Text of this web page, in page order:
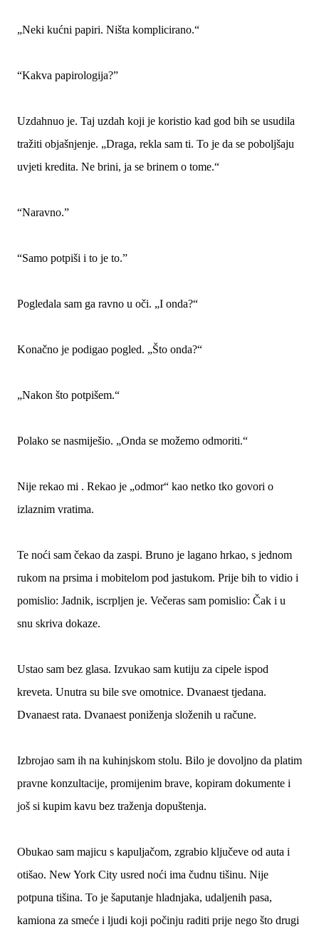
„Neki kućni papiri. Ništa komplicirano.“
“Kakva papirologija?”
Uzdahnuo je. Taj uzdah koji je koristio kad god bih se usudila
tražiti objašnjenje. „Draga, rekla sam ti. To je da se poboljšaju
uvjeti kredita. Ne brini, ja se brinem o tome.“
“Naravno.”
“Samo potpiši i to je to.”
Pogledala sam ga ravno u oči. „I onda?“
Konačno je podigao pogled. „Što onda?“
„Nakon što potpišem.“
Polako se nasmiješio. „Onda se možemo odmoriti.“
Nije rekao mi . Rekao je „odmor“ kao netko tko govori o
izlaznim vratima.
Te noći sam čekao da zaspi. Bruno je lagano hrkao, s jednom
rukom na prsima i mobitelom pod jastukom. Prije bih to vidio i
pomislio: Jadnik, iscrpljen je. Večeras sam pomislio: Čak i u
snu skriva dokaze.
Ustao sam bez glasa. Izvukao sam kutiju za cipele ispod
kreveta. Unutra su bile sve omotnice. Dvanaest tjedana.
Dvanaest rata. Dvanaest poniženja složenih u račune.
Izbrojao sam ih na kuhinjskom stolu. Bilo je dovoljno da platim
pravne konzultacije, promijenim brave, kopiram dokumente i
još si kupim kavu bez traženja dopuštenja.
Obukao sam majicu s kapuljačom, zgrabio ključeve od auta i
otišao. New York City usred noći ima čudnu tišinu. Nije
potpuna tišina. To je šaputanje hladnjaka, udaljenih pasa,
kamiona za smeće i ljudi koji počinju raditi prije nego što drugi